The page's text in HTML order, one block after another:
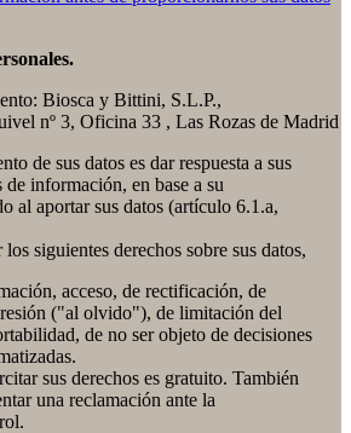
Biosca y Bittini, S.L.P.,
nº 3, Oficina 33 , Las Rozas de Madrid
de sus datos es dar respuesta a sus
información, en base a su
al aportar sus datos (artículo 6.1.a,
siguientes derechos sobre sus datos,
acceso, de rectificación, de
("al olvido"), de limitación del
de no ser objeto de decisiones
sus derechos es gratuito. También
una reclamación ante la